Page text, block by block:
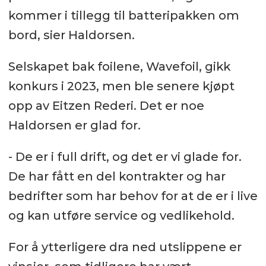
Brannslukningsutstyr: Aksis
Livbåter: Viking Norsafe
Elektrisk installasjon: BMA
Technology
kommer i tillegg til batteripakken om
bord, sier Haldorsen.
Selskapet bak foilene, Wavefoil, gikk
konkurs i 2023, men ble senere kjøpt
opp av Eitzen Rederi. Det er noe
Haldorsen er glad for.
- De er i full drift, og det er vi glade for.
De har fått en del kontrakter og har
bedrifter som har behov for at de er i live
og kan utføre service og vedlikehold.
For å ytterligere dra ned utslippene er